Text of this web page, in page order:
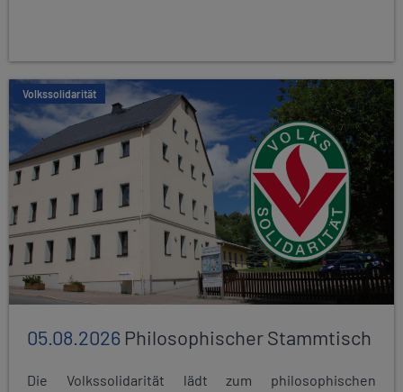
Volkssolidarität
05.08.2026 Philosophischer Stammtisch
Die Volkssolidarität lädt zum philosophischen